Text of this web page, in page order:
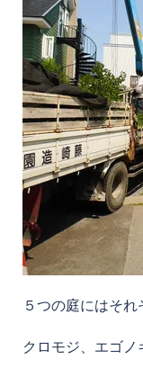
５つの庭にはそれ
クロモジ、エゴ